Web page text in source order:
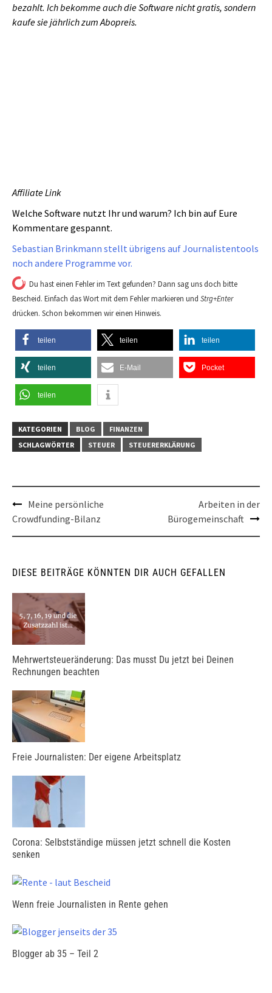
bezahlt. Ich bekomme auch die Software nicht gratis, sondern
kaufe sie jährlich zum Abopreis.
Affiliate Link
Welche Software nutzt Ihr und warum? Ich bin auf Eure
Kommentare gespannt.
Sebastian Brinkmann stellt übrigens auf Journalistentools
noch andere Programme vor.
Du hast einen Fehler im Text gefunden? Dann sag uns doch bitte
Bescheid. Einfach das Wort mit dem Fehler markieren und Strg+Enter
drücken. Schon bekommen wir einen Hinweis.
teilen teilen teilen
teilen E-Mail Pocket
teilen
KATEGORIEN BLOG
FINANZEN
SCHLAGWÖRTER
STEUER STEUERERKLÄRUNG
Post
navigation
Meine persönliche
Crowdfunding-Bilanz
Arbeiten in der
Bürogemeinschaft
DIESE BEITRÄGE KÖNNTEN DIR AUCH GEFALLEN
Mehrwertsteueränderung: Das musst Du jetzt bei Deinen
Rechnungen beachten
Freie Journalisten: Der eigene Arbeitsplatz
Corona: Selbstständige müssen jetzt schnell die Kosten
senken
Wenn freie Journalisten in Rente gehen
Blogger ab 35 – Teil 2